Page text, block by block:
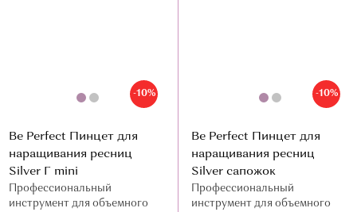
-10%
Be Perfect Пинцет для
наращивания ресниц
Silver Г mini
Профессиональный
инструмент для объемного
-10%
Be Perfect Пинцет для
наращивания ресниц
Silver сапожок
Профессиональный
инструмент для объемного